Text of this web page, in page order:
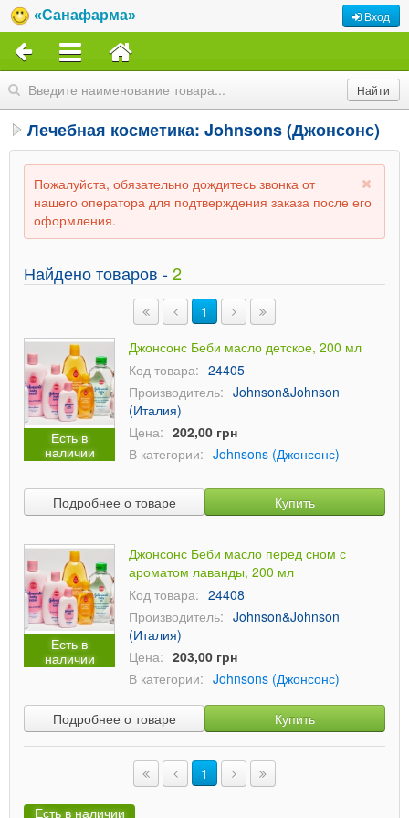
«Санафарма» Вход
Лечебная косметика: Johnsons (Джонсонс)
Пожалуйста, обязательно дождитесь звонка от
нашего оператора для подтверждения заказа после его
оформления.
Найдено товаров -2
1
Есть в
наличии
Джонсонс Беби масло детское, 200 мл
Код товара: 24405
Производитель: Johnson&Johnson
(Италия)
Цена: 202,00 грн
В категории: Johnsons (Джонсонс)
Подробнее о товаре Купить
Есть в
наличии
Джонсонс Беби масло перед сном с
ароматом лаванды, 200 мл
Код товара: 24408
Производитель: Johnson&Johnson
(Италия)
Цена: 203,00 грн
В категории: Johnsons (Джонсонс)
Подробнее о товаре Купить
1
Есть в наличии